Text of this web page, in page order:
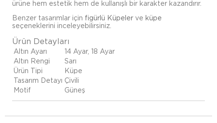
ürüne hem estetik hem de kullanışlı bir karakter kazandırır.
Benzer tasarımlar için figürlü Küpeler ve küpe
seçeneklerini inceleyebilirsiniz.
Ürün Detayları
Altın Ayarı
14 Ayar, 18 Ayar
Altın Rengi
Sarı
Ürün Tipi
Küpe
Tasarım Detayı Çivili
Motif
Güneş